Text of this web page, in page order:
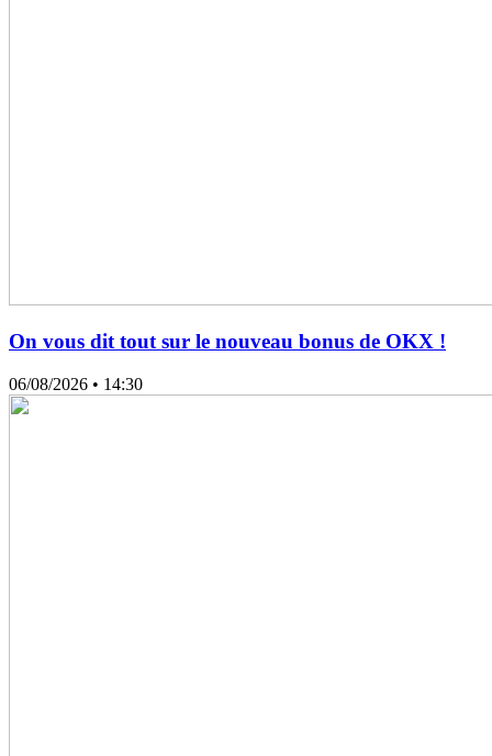
On vous dit tout sur le nouveau bonus de OKX !
06/08/2026 • 14:30